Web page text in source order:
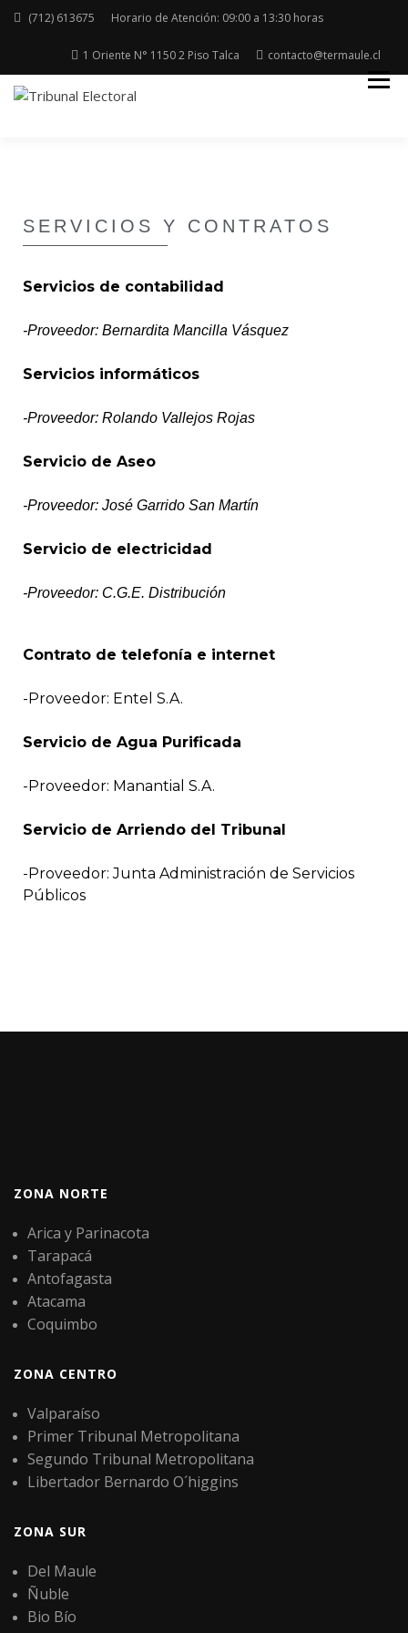
(712) 613675 Horario de Atención: 09:00 a 13:30 horas
1 Oriente N° 1150 2 Piso Talca contacto@termaule.cl
SERVICIOS Y CONTRATOS
Servicios de contabilidad
-Proveedor: Bernardita Mancilla Vásquez
Servicios informáticos
-Proveedor: Rolando Vallejos Rojas
Servicio de Aseo
-Proveedor: José Garrido San Martín
Servicio de electricidad
-Proveedor: C.G.E. Distribución
Contrato de telefonía e internet
-Proveedor: Entel S.A.
Servicio de Agua Purificada
-Proveedor: Manantial S.A.
Servicio de Arriendo del Tribunal
-Proveedor: Junta Administración de Servicios
Públicos
ZONA NORTE
Arica y Parinacota
Tarapacá
Antofagasta
Atacama
Coquimbo
ZONA CENTRO
Valparaíso
Primer Tribunal Metropolitana
Segundo Tribunal Metropolitana
Libertador Bernardo O´higgins
ZONA SUR
Del Maule
Ñuble
Bio Bío